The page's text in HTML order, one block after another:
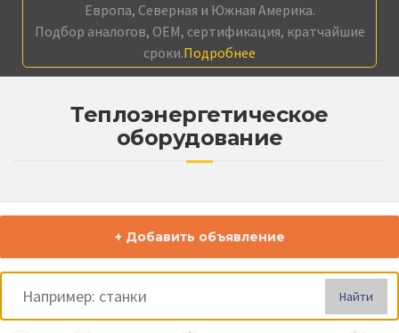
Европа, Северная и Южная Америка.
Подбор аналогов, OEM, сертификация, кратчайшие
сроки.Подробнее
Теплоэнергетическое
оборудование
+ Добавить объявление
Найти